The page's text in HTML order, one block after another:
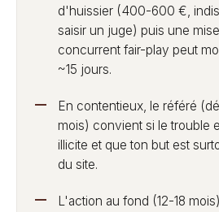
d'huissier (400-600 €,
saisir un juge) puis une
concurrent fair-play peut
~15 jours.
En contentieux, le référé
mois) convient si le trouble
illicite et que ton but est
du site.
L'action au fond (12-18